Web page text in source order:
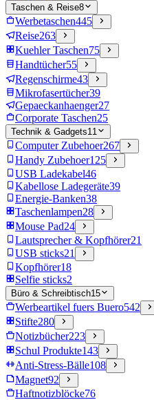
Taschen & Reise8
Werbetaschen445
Reise263
Kuehler Taschen75
Handtücher55
Regenschirme43
Mikrofasertücher39
Gepaeckanhaenger27
Corporate Taschen25
Technik & Gadgets11
Computer Zubehoer267
Handy Zubehoer125
USB Ladekabel46
Kabellose Ladegeräte39
Energie-Banken38
Taschenlampen28
Mouse Pad24
Lautsprecher & Kopfhörer21
USB sticks21
Kopfhörer18
Selfie sticks2
Büro & Schreibtisch15
Werbeartikel fuers Buero542
Stifte280
Notizbücher223
Schul Produkte143
Anti-Stress-Bälle108
Magnet92
Haftnotizblöcke76